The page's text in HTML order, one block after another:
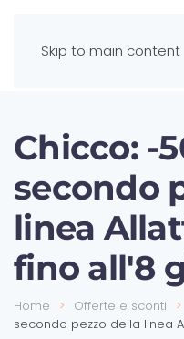
Skip to main content
Chicco: -
secondo
linea
fino all'8
Home Offerte e sconti
secondo pezzo della linea